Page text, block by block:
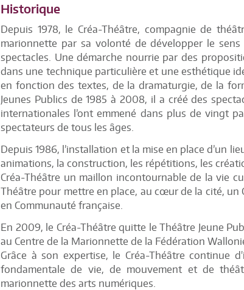
Historique
Depuis 1978, le Créa-Théâtre, compagnie de
marionnette par sa volonté de développer le
spectacles. Une démarche nourrie par des
dans une technique particulière et une esthétique
en fonction des textes, de la dramaturgie, de la
Jeunes Publics de 1985 à 2008, il a créé des
internationales l’ont emmené dans plus de vingt
spectateurs de tous les âges.
Depuis 1986, l’installation et la mise en place d’un
animations, la construction, les répétitions, les
Créa-Théâtre un maillon incontournable de la vie
Théâtre pour mettre en place, au cœur de la cité,
en Communauté française.
En 2009, le Créa-Théâtre quitte le Théâtre Jeune
au Centre de la Marionnette de la Fédération
Grâce à son expertise, le Créa-Théâtre continue
fondamentale de vie, de mouvement et de
marionnette des arts numériques.